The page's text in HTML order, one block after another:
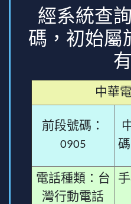
經系統查
碼，初始屬
中華
前段號碼：
0905
電話種類：台
灣行動電話